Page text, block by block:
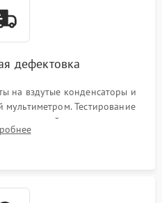
дефектовка
на вздутые конденсаторы и
Тестирование
накопителей с помощью
сбойных секторов и